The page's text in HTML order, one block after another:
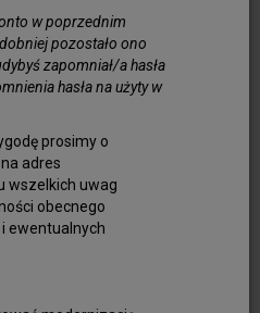
w poprzednim
pozostało ono
zapomniał/a hasła
hasła na użyty w
prosimy o
adres
wszelkich uwag
obecnego
ewentualnych
osoby poszukujące harmonii
wsparcia. Jego niezwykły
sprawiają, że jest
kamieni w jubilerstwie.
kamień wyróżnia się
połyskiem i efektem
znanym jako
Może występować w
kremu, błękitu, a nawet
czyni go niezwykle